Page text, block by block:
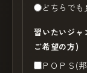
どちらでも
習いたいジャ
ご希望の方)
ＰＯＰＳ(